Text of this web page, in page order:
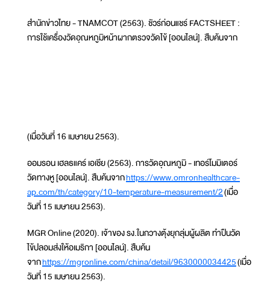
สํานักข่าวไทย - TNAMCOT (2563). ชัวร์ก่อนแชร์ FACTSHEET :
การใช้เครื่องวัดอุณหภูมิหน้าผากตรวจวัดไข้ [ออนไลน์]. สืบค้นจาก
(เมื่อวันที่ 16 เมษายน 2563).
ออมรอน เฮลธแคร์ เอเชีย (2563). การวัดอุณหภูมิ - เทอร์โมมิเตอร์
วัดทางหู [ออนไลน์]. สืบค้นจากhttps://www.omronhealthcare-
ap.com/th/category/10-temperature-measurement/2(เมื่อ
วันที่ 15 เมษายน 2563).
MGR Online (2020). เจ้าของ รง.ในกวางตุ้งยุกลุ่มผู้ผลิต ทำปืนวัด
ไข้ปลอมส่งให้อเมริกา [ออนไลน์]. สืบค้น
จากhttps://mgronline.com/china/detail/9630000034425(เมื่อ
วันที่ 15 เมษายน 2563).